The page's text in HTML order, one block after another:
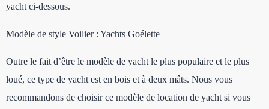
yacht ci-dessous.
Modèle de style Voilier : Yachts Goélette
Outre le fait d’être le modèle de yacht le plus populaire et le plus
loué, ce type de yacht est en bois et à deux mâts. Nous vous
recommandons de choisir ce modèle de location de yacht si vous